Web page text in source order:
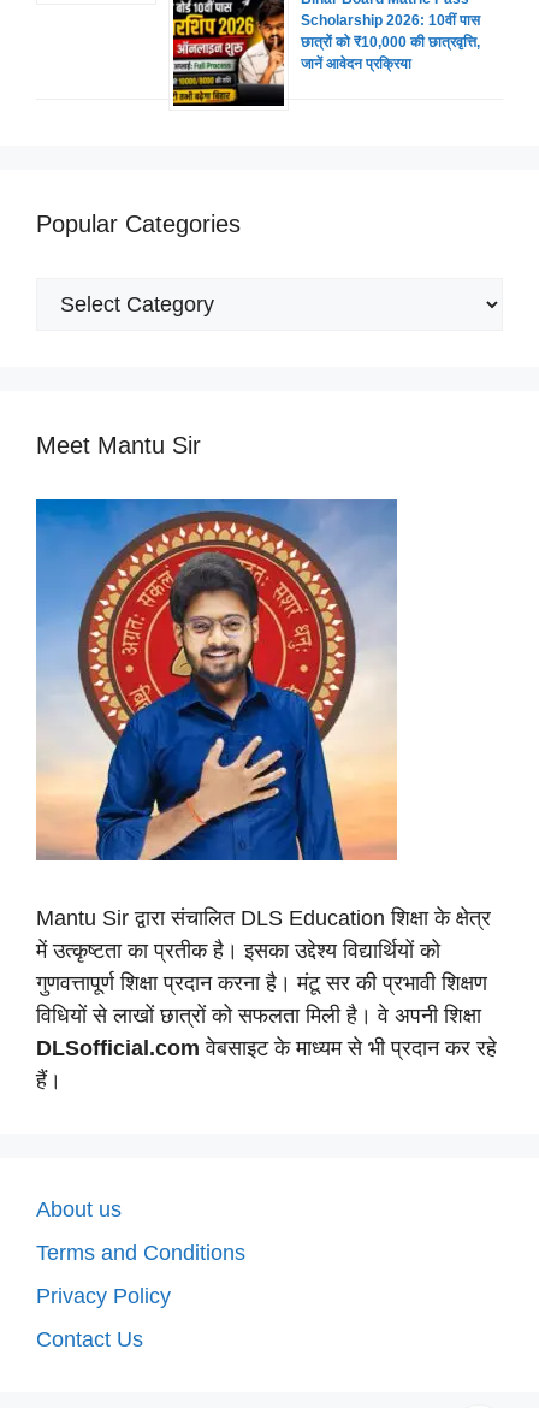
Scholarship 2026: 10वीं पास
छात्रों को ₹10,000 की छात्रवृत्ति,
जानें आवेदन प्रक्रिया
Popular Categories
Popular
Meet Mantu Sir
Mantu Sir द्वारा संचालित DLS Education शिक्षा के क्षेत्र
में उत्कृष्टता का प्रतीक है। इसका उद्देश्य विद्यार्थियों को
गुणवत्तापूर्ण शिक्षा प्रदान करना है। मंटू सर की प्रभावी शिक्षण
विधियों से लाखों छात्रों को सफलता मिली है। वे अपनी शिक्षा
DLSofficial.com वेबसाइट के माध्यम से भी प्रदान कर रहे
हैं।
About us
Terms and Conditions
Privacy Policy
Contact Us